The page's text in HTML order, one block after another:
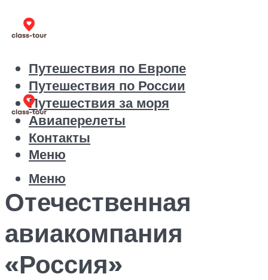
Путешествия по Европе
Путешествия по России
Путешествия за моря
Авиаперелеты
Контакты
Меню
Меню
Отечественная
авиакомпания
«Россия»